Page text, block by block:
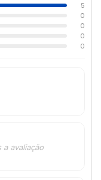
5
0
0
0
0
avaliação